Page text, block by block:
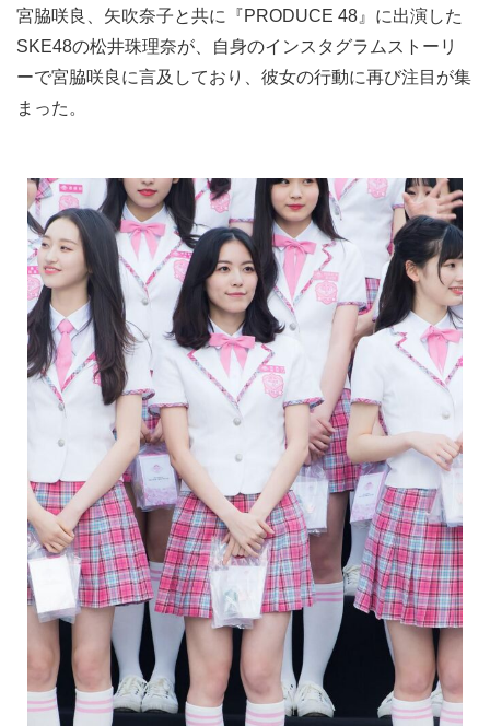
宮脇咲良、矢吹奈子と共に『PRODUCE 48』に出演した
SKE48の松井珠理奈が、自身のインスタグラムストーリ
ーで宮脇咲良に言及しており、彼女の行動に再び注目が集
まった。